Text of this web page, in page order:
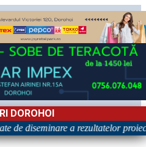
DOROHOI
diseminare a rezultatelor